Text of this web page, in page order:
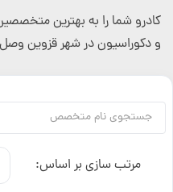
کادرو شما را به بهترین
و دکوراسیون در شهر قزوین
مرتب سازی بر اساس: